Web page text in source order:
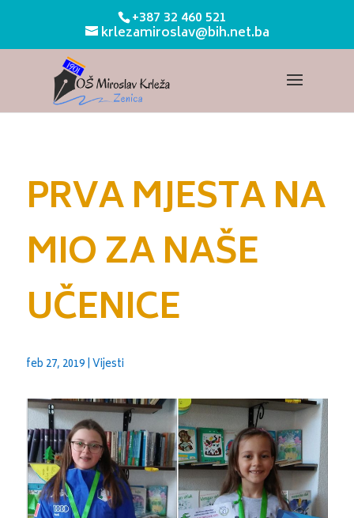
+387 32 460 521
krlezamiroslav@bih.net.ba
PRVA MJESTA NA
MIO ZA NAŠE
UČENICE
feb 27, 2019|Vijesti